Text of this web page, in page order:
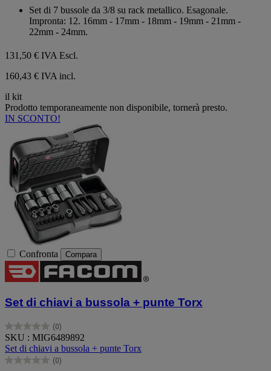
Set di 7 bussole da 3/8 su rack metallico. Esagonale.
Impronta: 12. 16mm - 17mm - 18mm - 19mm - 21mm -
22mm - 24mm.
131,50 € IVA Escl.
160,43 € IVA incl.
il kit
Prodotto temporaneamente non disponibile, tornerà presto.
IN SCONTO!
Confronta Compara
Set di chiavi a bussola + punte Torx
(0)
0.0
su
5
stelle.
SKU : MIG6489892
Set di chiavi a bussola + punte Torx
(0)
0.0